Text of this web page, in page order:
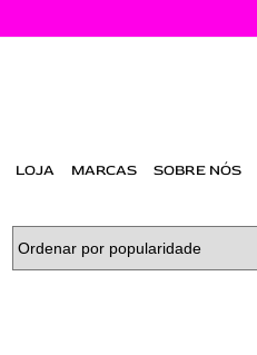
LOJA MARCAS SOBRE NÓS